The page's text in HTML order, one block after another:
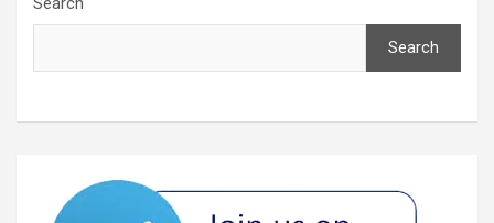
Search